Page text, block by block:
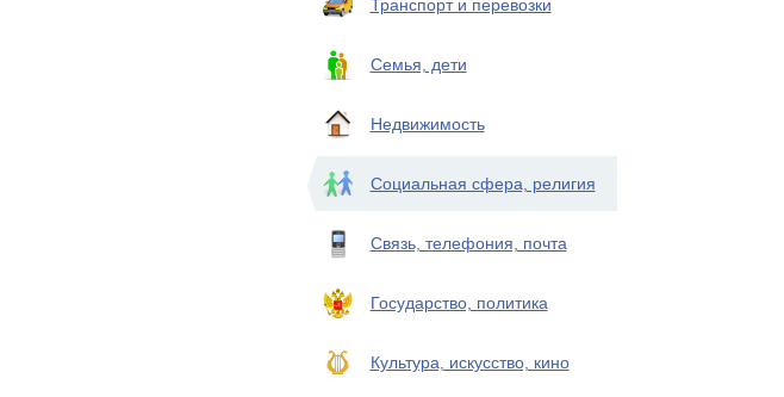
Транспорт и перевозки
Семья, дети
Недвижимость
Социальная сфера, религия
Связь, телефония, почта
Государство, политика
Культура, искусство, кино